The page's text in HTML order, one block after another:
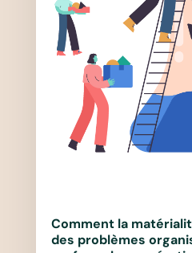
Comment la
des problèmes